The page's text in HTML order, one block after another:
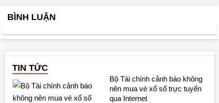
BÌNH LUẬN
TIN TỨC
Bộ Tài chính cảnh báo không
nên mua vé xổ số trực tuyến
qua Internet